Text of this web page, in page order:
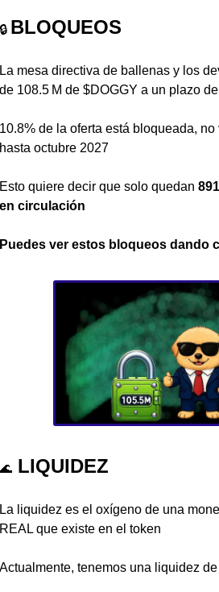
BLOQUEOS
mesa directiva de ballenas y los
108.5 M de $DOGGY a un plazo
de la oferta está bloqueada,
octubre 2027
quiere decir que solo quedan
circulación
ver estos bloqueos dando
LIQUIDEZ
liquidez es el oxígeno de una
que existe en el token
tenemos una liquidez